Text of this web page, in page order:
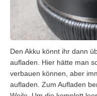
Den Akku könnt ihr dann
aufladen. Hier hätte man
verbauen können, aber
aufladen. Zum Aufladen